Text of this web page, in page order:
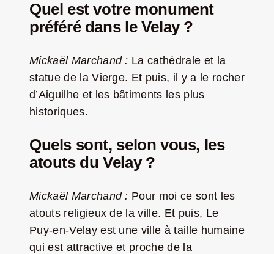
Quel est votre monument
préféré dans le Velay ?
Mickaël Marchand : La cathédrale et la
statue de la Vierge. Et puis, il y a le rocher
d’Aiguilhe et les bâtiments les plus
historiques.
Quels sont, selon vous, les
atouts du Velay ?
Mickaël Marchand : Pour moi ce sont les
atouts religieux de la ville. Et puis, Le
Puy-en-Velay est une ville à taille humaine
qui est attractive et proche de la